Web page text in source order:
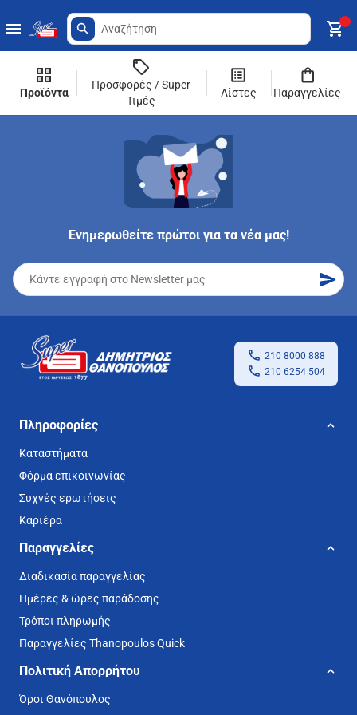
Προϊόντα
Προσφορές / Super
Τιμές
Λίστες Παραγγελίες
Ενημερωθείτε πρώτοι για τα νέα μας!
210 8000 888
210 6254 504
Πληροφορίες
Καταστήματα
Φόρμα επικοινωνίας
Συχνές ερωτήσεις
Καριέρα
Παραγγελίες
Διαδικασία παραγγελίας
Ημέρες & ώρες παράδοσης
Τρόποι πληρωμής
Παραγγελίες Thanopoulos Quick
Πολιτική Απορρήτου
Όροι Θανόπουλος